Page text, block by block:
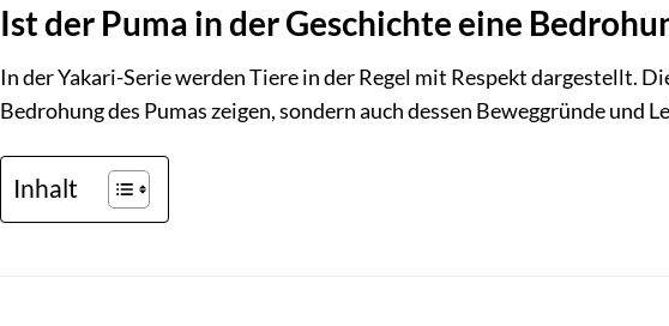
Ist der Puma in der Geschichte eine
In der Yakari-Serie werden Tiere in der Regel mit Respekt dargestellt.
Bedrohung des Pumas zeigen, sondern auch dessen Beweggründe und
Inhalt